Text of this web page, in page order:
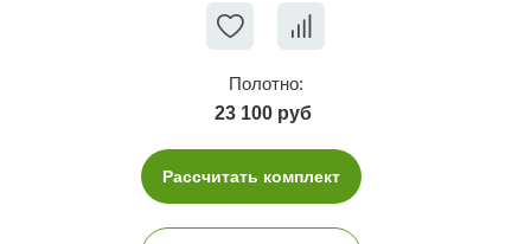
Полотно:
23 100 руб
Рассчитать комплект